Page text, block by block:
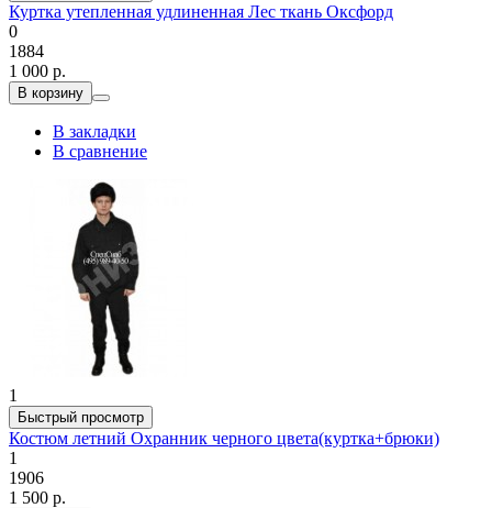
Куртка утепленная удлиненная Лес ткань Оксфорд
0
1884
1 000 р.
В корзину
В закладки
В сравнение
1
Быстрый просмотр
Костюм летний Охранник черного цвета(куртка+брюки)
1
1906
1 500 р.